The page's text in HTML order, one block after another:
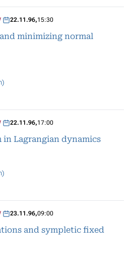
22.11.96,15:30
minimizing normal
22.11.96,17:00
in Lagrangian dynamics
23.11.96,09:00
and sympletic fixed